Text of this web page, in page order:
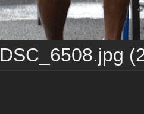
DSC_6508.jpg